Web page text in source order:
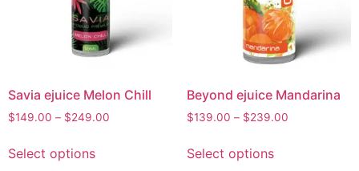
Savia ejuice Melon Chill
$149.00 – $249.00
Select options
Beyond ejuice Mandarina
$139.00 – $239.00
Select options